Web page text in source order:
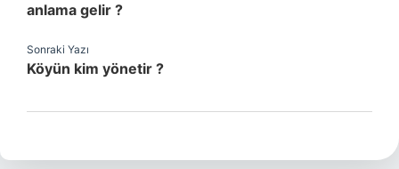
anlama gelir ?
Sonraki Yazı
Köyün kim yönetir ?